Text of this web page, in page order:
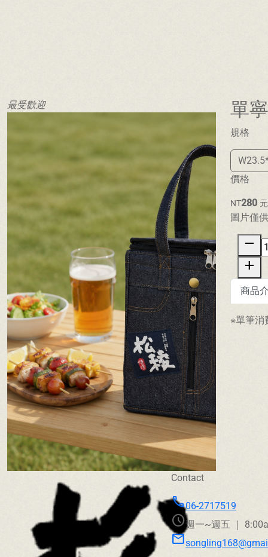
最受歡迎 單
規格
價格
NT280 元
圖片僅
remove
add
商品
※單筆消
Contact
call06-2717519
schedule週一~週五 ｜
mail